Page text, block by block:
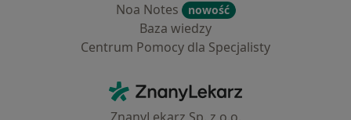
Noa Notes
nowość
Baza wiedzy
Centrum Pomocy dla Specjalisty
ZnanyLekarz - Strona główna